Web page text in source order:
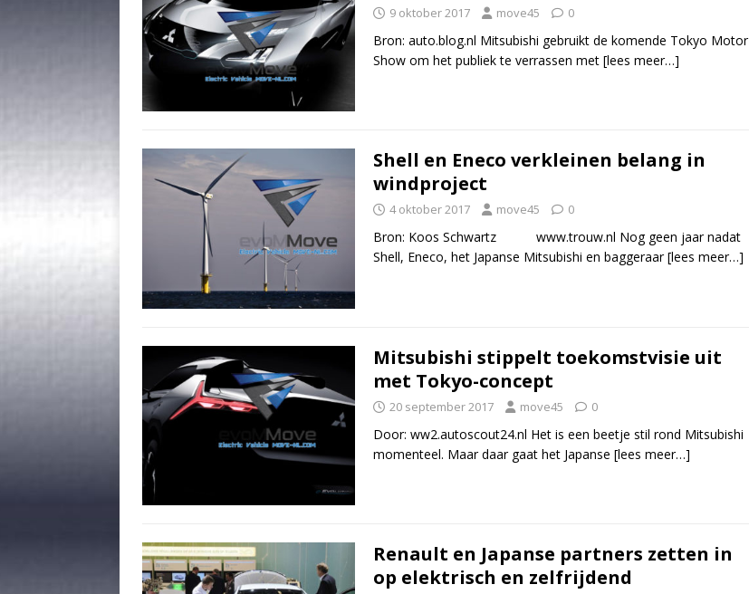
9 oktober 2017 move45 0
Bron: auto.blog.nl Mitsubishi gebruikt de komende Tokyo Motor
Show om het publiek te verrassen met [lees meer…]
Shell en Eneco verkleinen belang in
windproject
4 oktober 2017 move45 0
Bron: Koos Schwartz www.trouw.nl Nog geen jaar nadat
Shell, Eneco, het Japanse Mitsubishi en baggeraar[lees meer…]
Mitsubishi stippelt toekomstvisie uit
met Tokyo-concept
20 september 2017 move45 0
Door: ww2.autoscout24.nl Het is een beetje stil rond Mitsubishi
momenteel. Maar daar gaat het Japanse [lees meer…]
Renault en Japanse partners zetten in
op elektrisch en zelfrijdend